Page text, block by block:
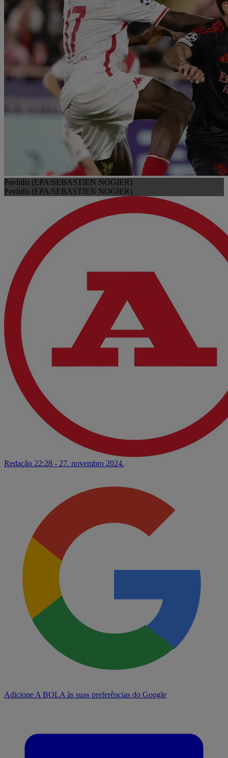
Pavlidis (EPA/SEBASTIEN NOGIER)
Pavlidis (EPA/SEBASTIEN NOGIER)
Redação 22:28 - 27. novembro 2024.
Adicione A BOLA às suas preferências do Google